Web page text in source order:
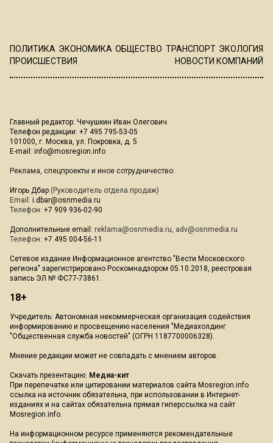
ПОЛИТИКА ЭКОНОМИКА ОБЩЕСТВО ТРАНСПОРТ ЭКОЛОГИЯ
ПРОИСШЕСТВИЯ
НОВОСТИ КОМПАНИЙ
Главный редактор: Чечушкин Иван Олегович.
Телефон редакции: +7 495 795-53-05
101000, г. Москва, ул. Покровка, д. 5
E-mail: info@mosregion.info
Реклама, спецпроекты и иное сотрудничество:
Игорь Дбар (Руководитель отдела продаж)
Email: i.dbar@osnmedia.ru
Телефон: +7 909 936-02-90
Дополнительные email: reklama@osnmedia.ru, adv@osnmedia.ru
Телефон: +7 495 004-56-11
Сетевое издание Информационное агентство "Вести Московского
региона" зарегистрировано Роскомнадзором 05.10.2018, реестровая
запись ЭЛ № ФС77-73861.
18+
Учредитель: Автономная некоммерческая организация содействия
информированию и просвещению населения "Медиахолдинг
"Общественная служба новостей" (ОГРН 1187700006328).
Мнение редакции может не совпадать с мнением авторов.
Скачать презентацию: Медиа-кит
При перепечатке или цитировании материалов сайта Mosregion.info
ссылка на источник обязательна, при использовании в Интернет-
изданиях и на сайтах обязательна прямая гиперссылка на сайт
Mosregion.info.
На информационном ресурсе применяются рекомендательные